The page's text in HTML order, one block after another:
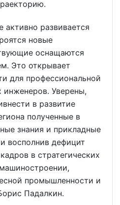
развивается
новые
оснащаются
Это открывает
для профессиональной
Уверены,
в развитие
полученные в
знания и прикладные
восполнив дефицит
в стратегических
промышленности и
Падалкин.